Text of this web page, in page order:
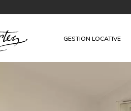
GESTION LOCATIVE